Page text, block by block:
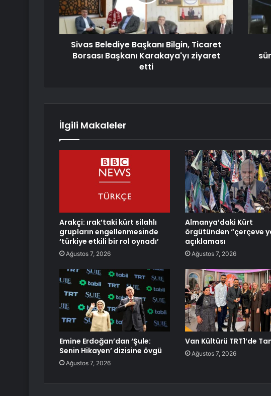
Sivas Belediye Başkanı Bilgin, Ticaret
Borsası Başkanı Karakaya'yı ziyaret
etti
İlgili Makaleler
Arakçi: ırak’taki kürt silahlı
grupların engellenmesinde
‘türkiye etkili bir rol oynadı’
Ağustos 7, 2026
Almanya’daki Kürt
örgütünden “çerçeve
açıklaması
Ağustos 7, 2026
Emine Erdoğan’dan ‘Şule:
Senin Hikayen’ dizisine övgü
Ağustos 7, 2026
Van Kültürü TRT1’de
Ağustos 7, 2026